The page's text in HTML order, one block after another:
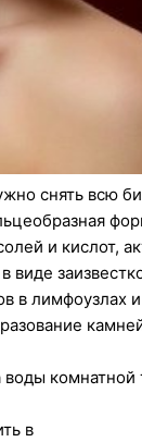
снять всю
и кислот,
в лимфоузлах
в